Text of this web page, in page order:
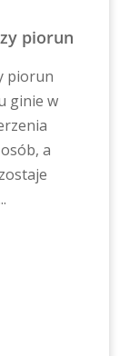
piorun
piorun
ginie w
a